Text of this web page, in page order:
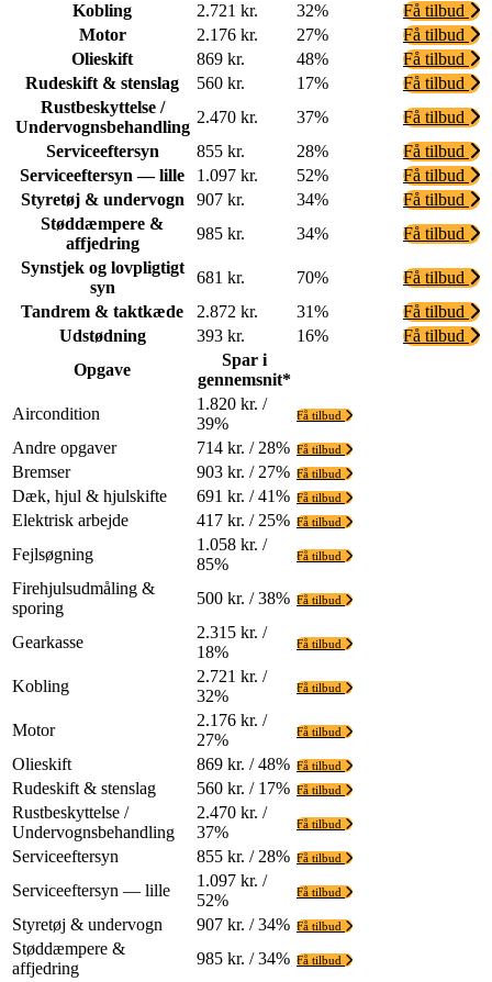
Kobling
2.721 kr. 32%
Få tilbud
Motor
2.176 kr. 27%
Få tilbud
Olieskift
869 kr. 48%
Få tilbud
Rudeskift & stenslag
560 kr. 17%
Få tilbud
Rustbeskyttelse /
Undervognsbehandling
2.470 kr. 37%
Få tilbud
Serviceeftersyn
855 kr. 28%
Få tilbud
Serviceeftersyn — lille
1.097 kr. 52%
Få tilbud
Styretøj & undervogn
907 kr. 34%
Få tilbud
Støddæmpere &
affjedring
985 kr. 34%
Få tilbud
Synstjek og lovpligtigt
syn
681 kr. 70%
Få tilbud
Tandrem & taktkæde
2.872 kr. 31%
Få tilbud
Udstødning
393 kr. 16%
Få tilbud
Opgave
Spar i
gennemsnit*
Aircondition
1.820 kr. /
39%
Få tilbud
Andre opgaver 714 kr. / 28% Få tilbud
Bremser 903 kr. / 27% Få tilbud
Dæk, hjul & hjulskifte 691 kr. / 41% Få tilbud
Elektrisk arbejde 417 kr. / 25% Få tilbud
Fejlsøgning
1.058 kr. /
85%
Få tilbud
Firehjulsudmåling &
sporing
500 kr. / 38% Få tilbud
Gearkasse
2.315 kr. /
18%
Få tilbud
Kobling
2.721 kr. /
32%
Få tilbud
Motor
2.176 kr. /
27%
Få tilbud
Olieskift 869 kr. / 48% Få tilbud
Rudeskift & stenslag 560 kr. / 17% Få tilbud
Rustbeskyttelse /
Undervognsbehandling
2.470 kr. /
37%
Få tilbud
Serviceeftersyn 855 kr. / 28% Få tilbud
Serviceeftersyn — lille
1.097 kr. /
52%
Få tilbud
Styretøj & undervogn 907 kr. / 34% Få tilbud
Støddæmpere &
affjedring
985 kr. / 34% Få tilbud